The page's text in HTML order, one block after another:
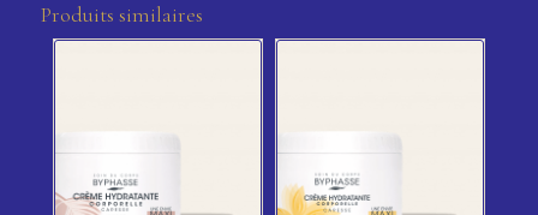
Produits similaires